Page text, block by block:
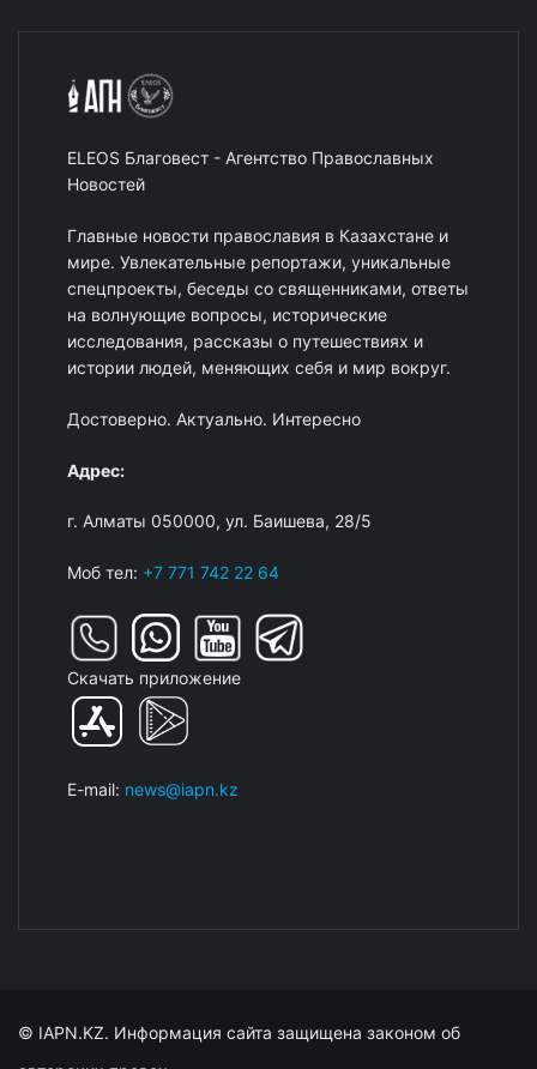
ELEOS Благовест - Агентство Православных
Новостей
Главные новости православия в Казахстане и
мире. Увлекательные репортажи, уникальные
спецпроекты, беседы со священниками, ответы
на волнующие вопросы, исторические
исследования, рассказы о путешествиях и
истории людей, меняющих себя и мир вокруг.
Достоверно. Актуально. Интересно
Адрес:
г. Алматы 050000, ул. Баишева, 28/5
Моб тел: +7 771 742 22 64
Скачать приложение
E-mail: news@iapn.kz
© IAPN.KZ. Информация сайта защищена законом об